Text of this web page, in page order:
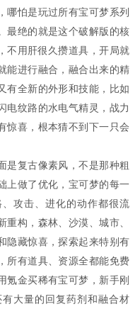
哪怕是玩过所有宝可梦系列
最绝的就是这个破解版的核
用肝很久攒道具，开局就
能进行融合，融合出来的精
有全新的外形和技能，比如
电纹路的水电气精灵，战力
惊喜，根本猜不到下一只会
是复古像素风，不是那种粗
上做了优化，宝可梦的每一
攻击、进化的动作都很流
构，森林、沙漠、城市、
隐藏惊喜，探索起来特别有
所有道具、资源全都能免费
氪金买稀有宝可梦，新手刚
大量的回复药剂和融合材